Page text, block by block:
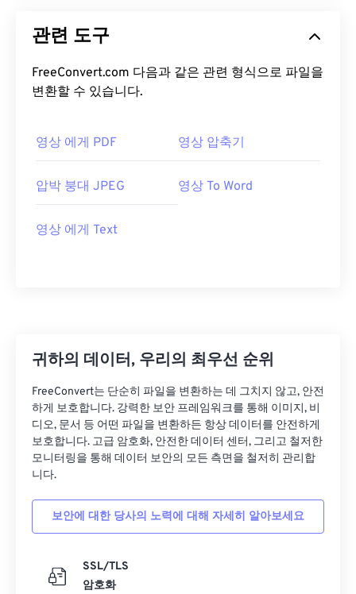
관련 도구
FreeConvert.com 다음과 같은 관련 형식으로 파일을
변환할 수 있습니다.
영상 에게 PDF 영상 압축기
압박 붕대 JPEG 영상 To Word
영상 에게 Text
귀하의 데이터, 우리의 최우선 순위
FreeConvert는 단순히 파일을 변환하는 데 그치지 않고, 안전
하게 보호합니다. 강력한 보안 프레임워크를 통해 이미지, 비
디오, 문서 등 어떤 파일을 변환하든 항상 데이터를 안전하게
보호합니다. 고급 암호화, 안전한 데이터 센터, 그리고 철저한
모니터링을 통해 데이터 보안의 모든 측면을 철저히 관리합
니다.
보안에 대한 당사의 노력에 대해 자세히 알아보세요
SSL/TLS
암호화